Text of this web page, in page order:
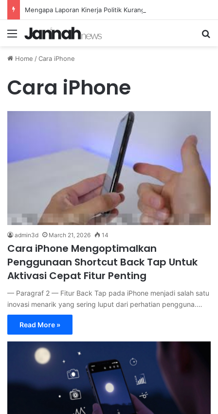
Menu
Home /Cara iPhone
Cara iPhone
admin3d March 21, 2026 14
Cara iPhone Mengoptimalkan
Penggunaan Shortcut Back Tap Untuk
Aktivasi Cepat Fitur Penting
— Paragraf 2 — Fitur Back Tap pada iPhone menjadi salah satu
inovasi menarik yang sering luput dari perhatian pengguna.…
Read More »